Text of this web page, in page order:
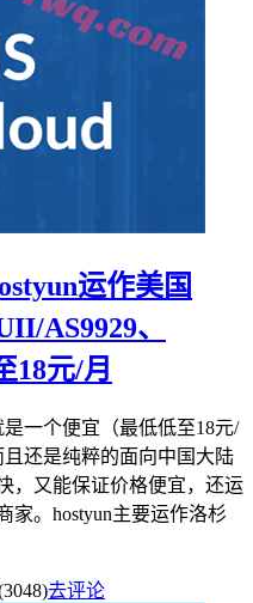
运作美国
AS9929、
18元/月
一个便宜（最低低至18元/
还是纯粹的面向中国大陆
，又能保证价格便宜，还运
家。hostyun主要运作洛杉
去评论